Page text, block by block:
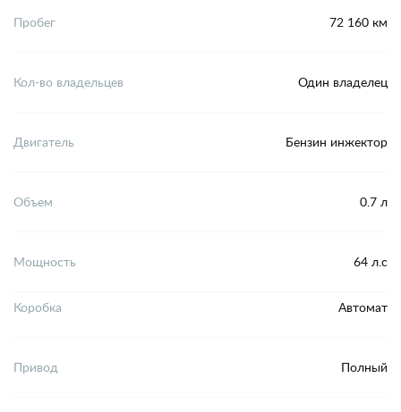
Пробег 72 160 км
Кол-во владельцев Один владелец
Двигатель Бензин инжектор
Объем 0.7 л
Мощность 64 л.с
Коробка Автомат
Привод Полный